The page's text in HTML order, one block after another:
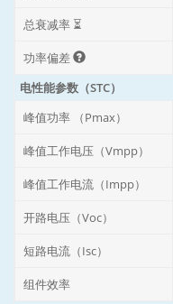
总衰减率 ⏳
功率偏差
电性能参数（STC）
峰值功率 （Pmax）
峰值工作电压（Vmpp）
峰值工作电流（Impp）
开路电压（Voc）
短路电流（Isc）
组件效率